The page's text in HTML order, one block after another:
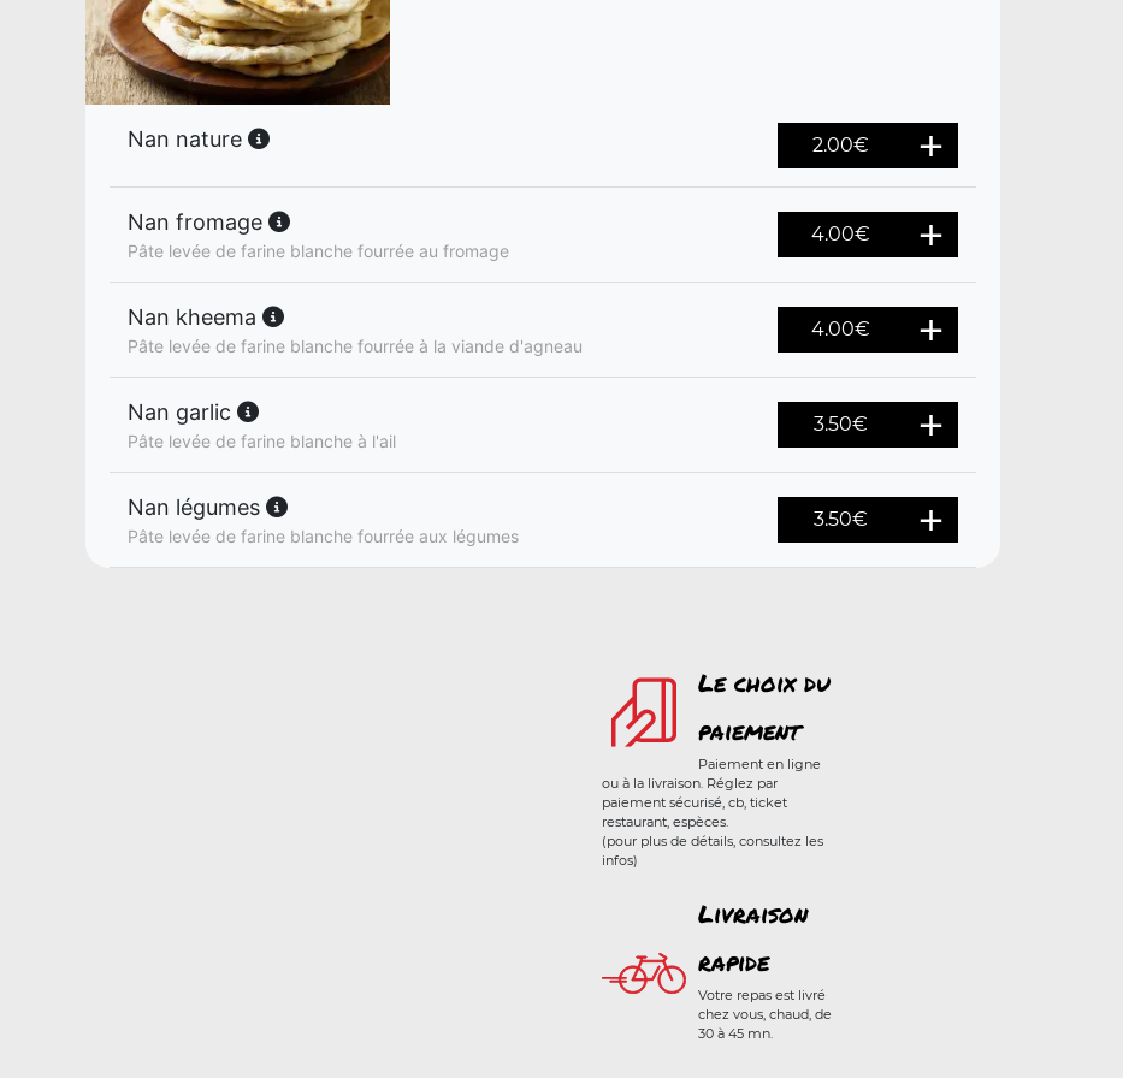
Nan nature 2.00€
Nan fromage
Pâte levée de farine blanche fourrée au fromage
4.00€
Nan kheema
Pâte levée de farine blanche fourrée à la viande d'agneau
4.00€
Nan garlic
Pâte levée de farine blanche à l'ail
3.50€
Nan légumes
Pâte levée de farine blanche fourrée aux légumes
3.50€
Le choix du
paiement
Paiement en ligne
ou à la livraison. Réglez par
paiement sécurisé, cb, ticket
restaurant, espèces.
(pour plus de détails, consultez les
infos)
Livraison
rapide
Votre repas est livré
chez vous, chaud, de
30 à 45 mn.